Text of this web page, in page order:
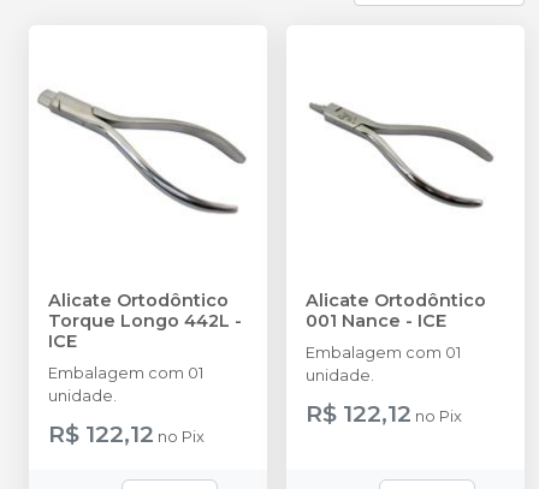
Alicate Ortodôntico
Torque Longo 442L -
ICE
Embalagem com 01
unidade.
R$ 122,12 no Pix
Alicate Ortodôntico
001 Nance - ICE
Embalagem com 01
unidade.
R$ 122,12 no Pix